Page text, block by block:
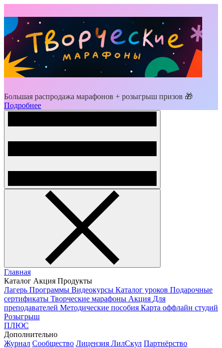
Большая распродажа марафонов + розыгрыш призов 🎁
Подробнее
Главная
Каталог Акция Продукты
Лагерь Программы Видеокурсы Каталог уроков Подарочные
сертификаты Творческие марафоны Акция Для
преподавателей Методические пособия Карта оффлайн студий
Розыгрыш
ПЛЮС
Дополнительно
Журнал Сообщество Лицензия ЛилСкул Партнёрство